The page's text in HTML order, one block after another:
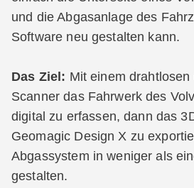
und die Abgasanlage des
Software neu gestalten kann.
Das Ziel: Mit einem
Scanner das Fahrwerk des
digital zu erfassen, dann das
Geomagic Design X zu
Abgassystem in weniger als
gestalten.